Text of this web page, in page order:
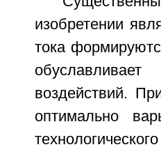
изобретении
тока
воздействий.
оптимально